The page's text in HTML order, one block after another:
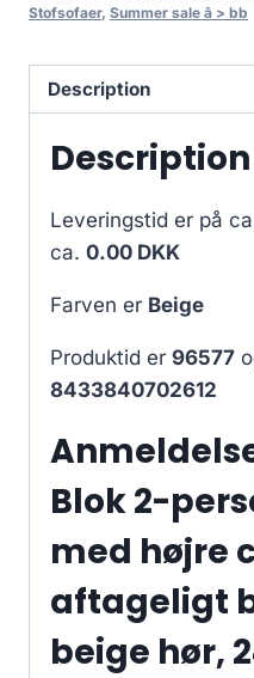
Stofsofaer, Summer sale â > bb
Description
Description
Leveringstid er på
ca. 0.00 DKK
Farven er Beige
Produktid er 96577
8433840702612
Blok 2-
med højre
aftageligt
beige hør,